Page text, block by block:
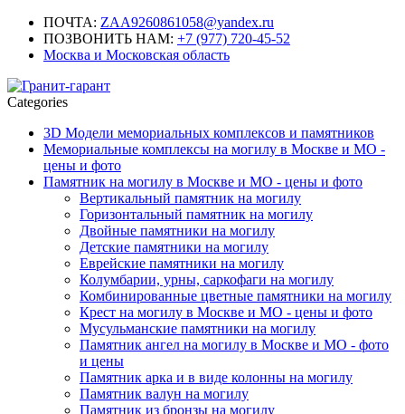
ПОЧТА: ZAA9260861058@yandex.ru
ПОЗВОНИТЬ НАМ: +7 (977) 720-45-52
Москва и Московская область
Categories
3D Модели мемориальных комплексов и памятников
Мемориальные комплексы на могилу в Москве и МО -
цены и фото
Памятник на могилу в Москве и МО - цены и фото
Вертикальный памятник на могилу
Горизонтальный памятник на могилу
Двойные памятники на могилу
Детские памятники на могилу
Еврейские памятники на могилу
Колумбарии, урны, саркофаги на могилу
Комбинированные цветные памятники на могилу
Крест на могилу в Москве и МО - цены и фото
Мусульманские памятники на могилу
Памятник ангел на могилу в Москве и МО - фото
и цены
Памятник арка и в виде колонны на могилу
Памятник валун на могилу
Памятник из бронзы на могилу